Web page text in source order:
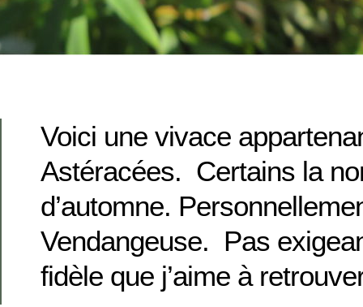
Voici une vivace
Astéracées. Certains la
d’automne.
Vendangeuse. Pas
fidèle que j’aime à